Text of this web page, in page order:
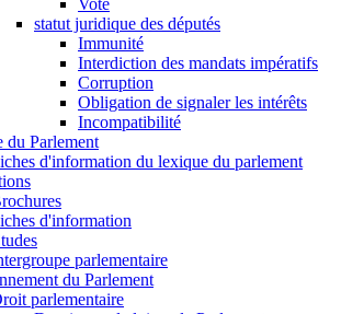
Vote
statut juridique des députés
Immunité
Interdiction des mandats impératifs
Corruption
Obligation de signaler les intérêts
Incompatibilité
du Parlement
d'information du lexique du parlement
d'information
parlementaire
du Parlement
parlementaire